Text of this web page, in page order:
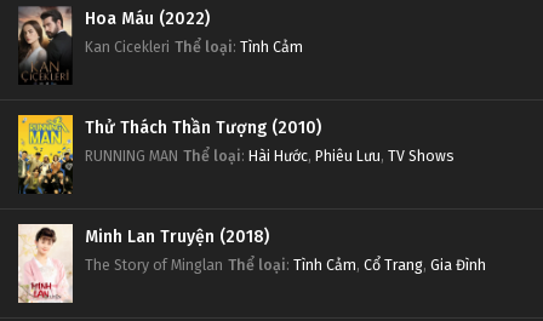
Hoa Máu (2022)
Kan Cicekleri Thể loại: Tình Cảm
Thử Thách Thần Tượng (2010)
RUNNING MAN Thể loại: Hài Hước, Phiêu Lưu, TV Shows
Minh Lan Truyện (2018)
The Story of Minglan Thể loại: Tình Cảm, Cổ Trang, Gia Đình